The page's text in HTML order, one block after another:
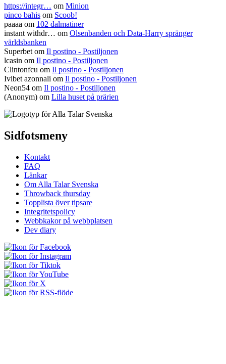
https://integr… om Minion
pinco bahis om Scoob!
paaaa om 102 dalmatiner
instant withdr… om Olsenbanden och Data-Harry spränger
världsbanken
Superbet om Il postino - Postiljonen
lcasin om Il postino - Postiljonen
Clintonfcu om Il postino - Postiljonen
Ivibet azonnali om Il postino - Postiljonen
Neon54 om Il postino - Postiljonen
(Anonym) om Lilla huset på prärien
Sidfotsmeny
Kontakt
FAQ
Länkar
Om Alla Talar Svenska
Throwback thursday
Topplista över tipsare
Integritetspolicy
Webbkakor på webbplatsen
Dev diary